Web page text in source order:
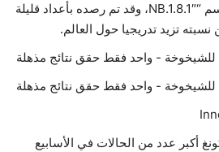
ويعرف المتحور اختصارا باسم “NB.1.8.1″، وقد تم رصده بأعداد قليلة
تزيد تدريجيا حول العالم.
أكبر عدد من الحالات في الأسابيع